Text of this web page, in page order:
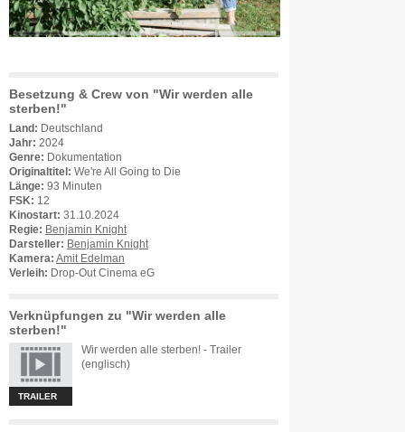
Besetzung & Crew von "Wir werden alle
sterben!"
Land: Deutschland
Jahr: 2024
Genre: Dokumentation
Originaltitel: We're All Going to Die
Länge: 93 Minuten
FSK: 12
Kinostart: 31.10.2024
Regie: Benjamin Knight
Darsteller: Benjamin Knight
Kamera: Amit Edelman
Verleih: Drop-Out Cinema eG
Verknüpfungen zu "Wir werden alle
sterben!"
TRAILER
Wir werden alle sterben! - Trailer
(englisch)